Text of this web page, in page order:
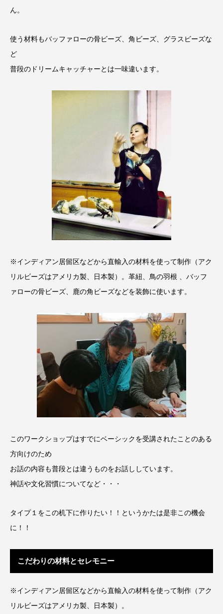
ん。
使う材料もバッファローの骨ビーズ、角ビーズ、グラスビーズな
ど
普段のドリームキャッチャーとは一味違います。
※インディアン居留区などから直輸入の材料を使って制作（アク
リルビーズはアメリカ製、日本製）。革紐、鳥の羽根 、バッフ
ァローの骨ビーズ、鹿の角ビーズなどを装飾に使います。
このワークショップはすでにベーシックを受講されたことのある
方向けのため
お話の内容も普段とは違うものをお話ししています。
神話や文化習慣についてなど・・・
タイプ１をこの机下に作りたい！！というかたは是非この機会
に！！
こだわりの材料とセレモニー
※インディアン居留区などから直輸入の材料を使って制作（アク
リルビーズはアメリカ製、日本製）。